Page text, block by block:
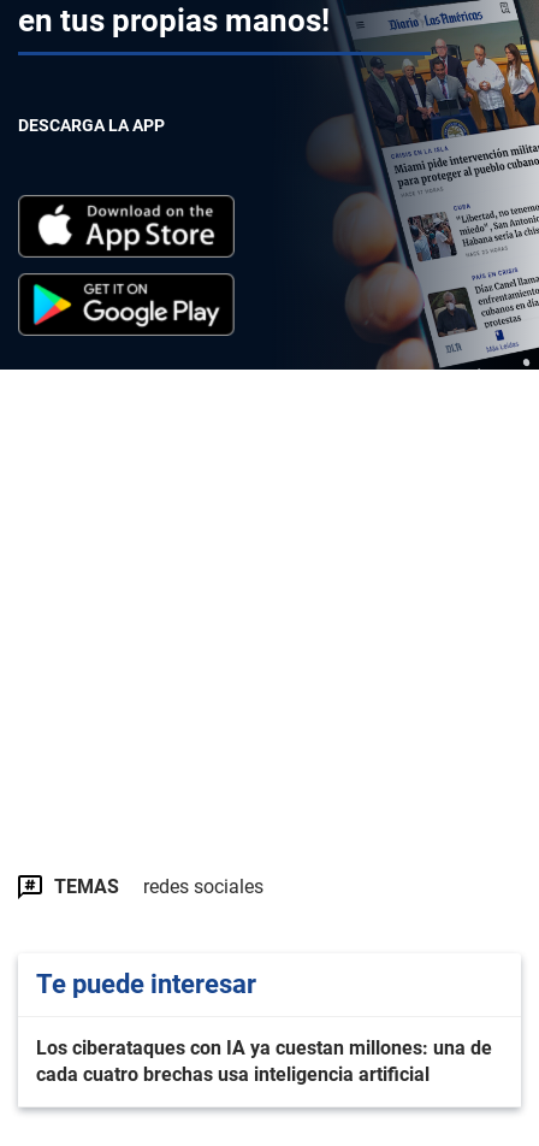
en tus propias manos!
DESCARGA LA APP
TEMAS redes sociales
Te puede interesar
Los ciberataques con IA ya cuestan millones: una de
cada cuatro brechas usa inteligencia artificial